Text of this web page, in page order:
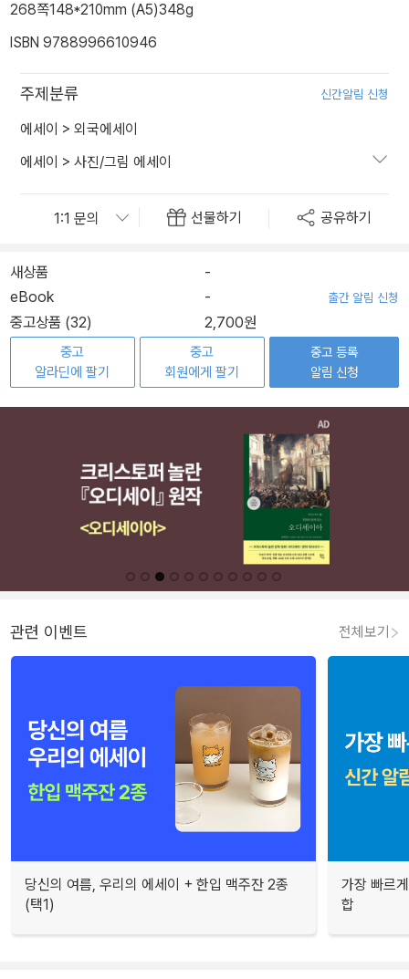
268쪽148*210mm (A5)348g
ISBN 9788996610946
주제분류 신간알림 신청
에세이 > 외국에세이
에세이 > 사진/그림 에세이
선물하기 공유하기
새상품
-
eBook
- 출간 알림 신청
중고상품 (32) 2,700원
중고
알라딘에 팔기
중고
회원에게 팔기
중고 등록
알림 신청
관련 이벤트 전체보기
당신의 여름, 우리의 에세이 + 한입 맥주잔 2종
(택1)
가장 빠르
합